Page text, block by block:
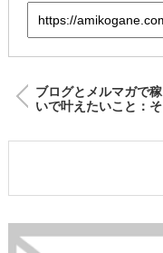
ブログとメルマガで稼
いで叶えたいこと：そ